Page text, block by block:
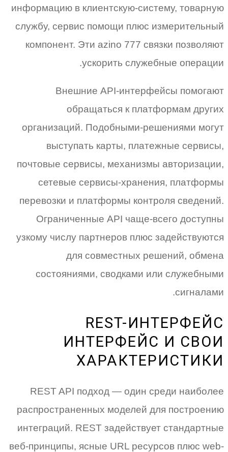
информацию в клиентскую-систему, товарную
службу, сервис помощи плюс измерительный
компонент. Эти azino 777 связки позволяют
ускорить служебные операции.
Внешние API-интерфейсы помогают
обращаться к платформам других
организаций. Подобными-решениями могут
выступать карты, платежные сервисы,
почтовые сервисы, механизмы авторизации,
сетевые сервисы-хранения, платформы
перевозки и платформы контроля сведений.
Ограниченные API чаще-всего доступны
узкому числу партнеров плюс задействуются
для совместных решений, обмена
состояниями, сводками или служебными
сигналами.
REST-ИНТЕРФЕЙС
ИНТЕРФЕЙС И СВОИ
ХАРАКТЕРИСТИКИ
REST API подход — один среди наиболее
распространенных моделей для построению
интеграций. REST задействует стандартные
веб-принципы, ясные URL ресурсов плюс web-